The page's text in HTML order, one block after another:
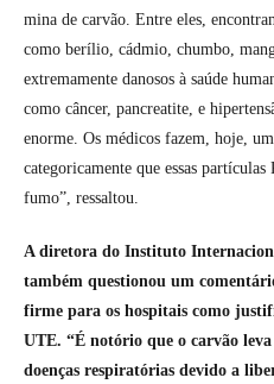
mina de carvão. Entre eles,
como berílio, cádmio, chumbo,
extremamente danosos à saúde
como câncer, pancreatite, e
enorme. Os médicos fazem, hoje,
categoricamente que essas
fumo”, ressaltou.
A diretora do Instituto
também questionou um
firme para os hospitais como
UTE. “É notório que o carvão leva
doenças respiratórias devido a